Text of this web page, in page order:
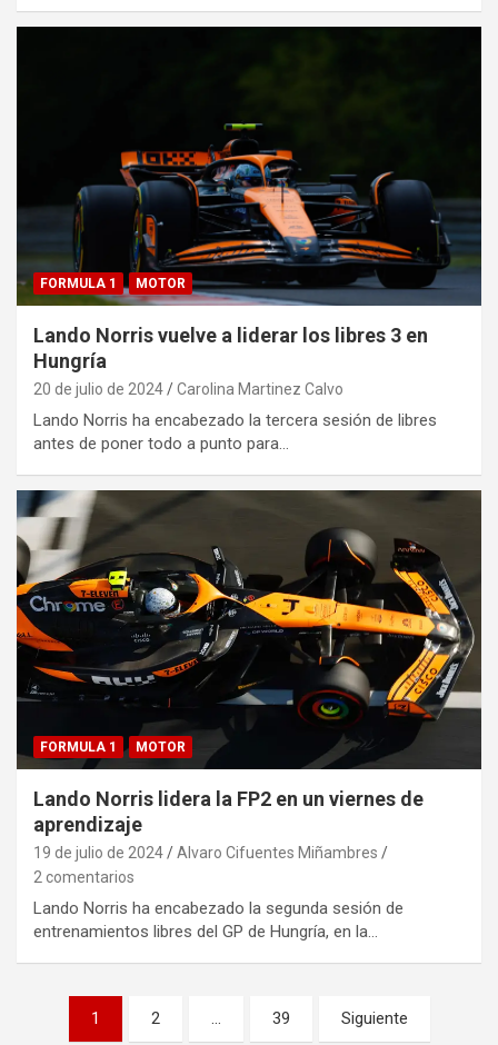
FORMULA 1 MOTOR
Lando Norris vuelve a liderar los libres 3 en
Hungría
20 de julio de 2024 Carolina Martinez Calvo
Lando Norris ha encabezado la tercera sesión de libres
antes de poner todo a punto para…
FORMULA 1 MOTOR
Lando Norris lidera la FP2 en un viernes de
aprendizaje
19 de julio de 2024
Alvaro Cifuentes Miñambres
2 comentarios
Lando Norris ha encabezado la segunda sesión de
entrenamientos libres del GP de Hungría, en la…
Paginación
1 2 … 39 Siguiente